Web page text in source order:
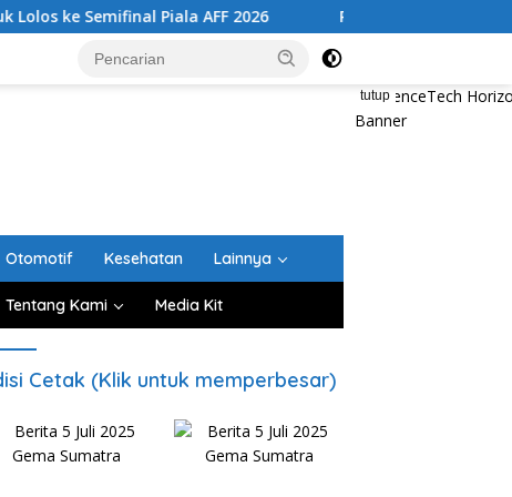
Piala AFF 2026 Pemprov Sumut Tertibkan Lima
tutup
Otomotif Kesehatan Lainnya
Tentang Kami Media Kit
Cetak (Klik untuk memperbesar)